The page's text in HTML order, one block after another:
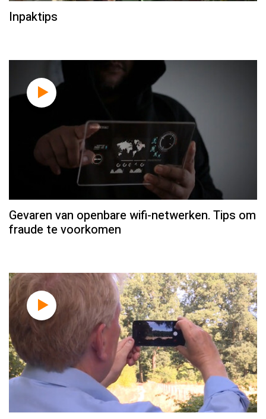
Inpaktips
Gevaren van openbare wifi-netwerken. Tips om
fraude te voorkomen